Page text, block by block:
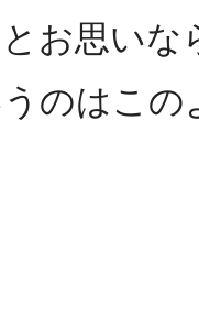
お思いな
のはこの